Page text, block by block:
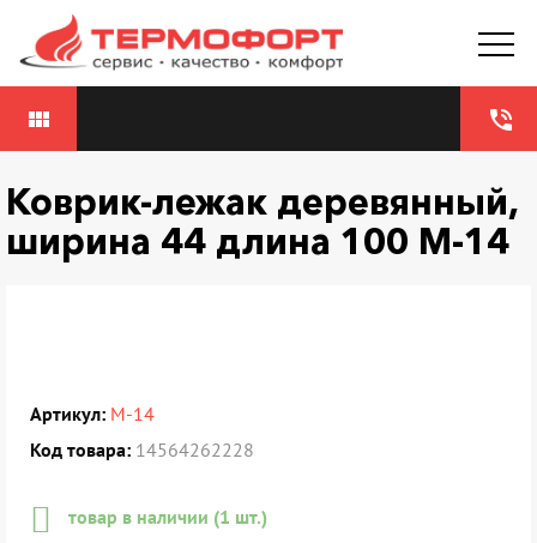
phone_in_talk
view_module
Коврик-лежак деревянный,
ширина 44 длина 100 М-14
Артикул: М-14
Код товара: 14564262228
товар в наличии (1 шт.)